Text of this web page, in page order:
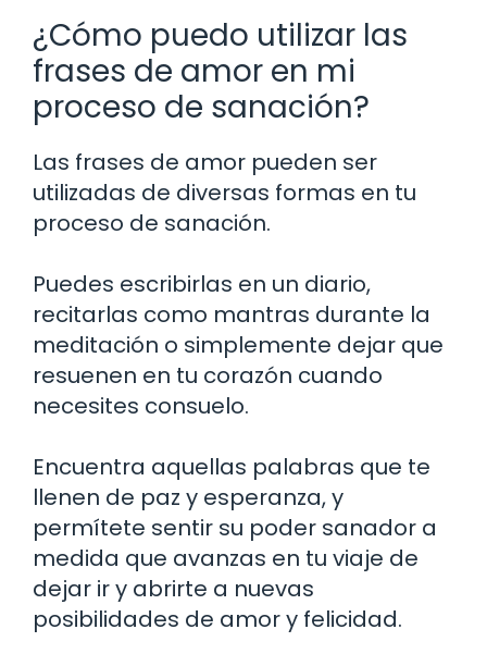
¿Cómo puedo utilizar las
frases de amor en mi
proceso de sanación?
Las frases de amor pueden ser
utilizadas de diversas formas en tu
proceso de sanación.
Puedes escribirlas en un diario,
recitarlas como mantras durante la
meditación o simplemente dejar que
resuenen en tu corazón cuando
necesites consuelo.
Encuentra aquellas palabras que te
llenen de paz y esperanza, y
permítete sentir su poder sanador a
medida que avanzas en tu viaje de
dejar ir y abrirte a nuevas
posibilidades de amor y felicidad.